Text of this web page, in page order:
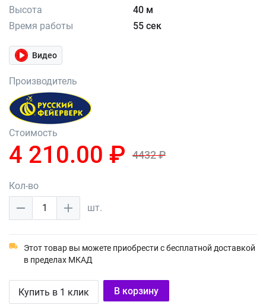
Высота
40 м
Время работы
55 сек
Видео
Производитель
Стоимость
4 210.00 ₽ 4432 ₽
Кол-во
1
шт.
Этот товар вы можете приобрести с бесплатной доставкой
в пределах МКАД
Купить в 1 клик В корзину